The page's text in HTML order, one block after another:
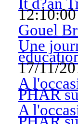
12:10:00
Gouel
Une
17/11/
A
PHAR
A